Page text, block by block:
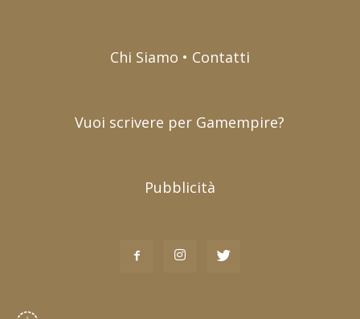
Chi Siamo • Contatti
Vuoi scrivere per Gamempire?
Pubblicità